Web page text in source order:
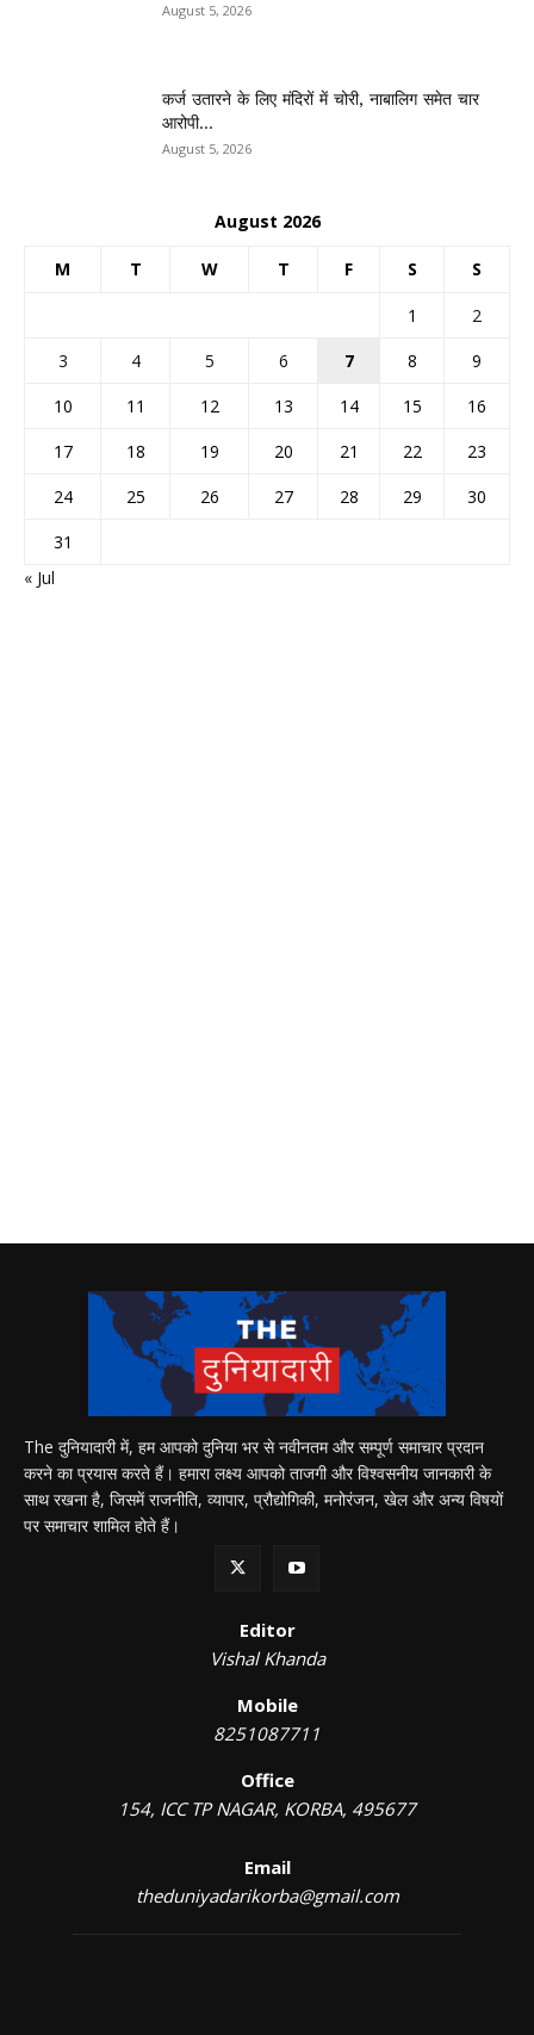
August 5, 2026
कर्ज उतारने के लिए मंदिरों में चोरी, नाबालिग समेत चार
आरोपी...
August 5, 2026
August 2026
M T W T F S S
1
2
3
4 5 6 7 8
9
10
11 12 13 14 15
16
17
18 19 20 21 22
23
24
25 26 27 28 29
30
31
« Jul
The दुनियादारी में, हम आपको दुनिया भर से नवीनतम और सम्पूर्ण समाचार प्रदान
करने का प्रयास करते हैं। हमारा लक्ष्य आपको ताजगी और विश्वसनीय जानकारी के
साथ रखना है, जिसमें राजनीति, व्यापार, प्रौद्योगिकी, मनोरंजन, खेल और अन्य विषयों
पर समाचार शामिल होते हैं।
Editor
Vishal Khanda
Mobile
8251087711
Office
154, ICC TP NAGAR, KORBA, 495677
Email
theduniyadarikorba@gmail.com